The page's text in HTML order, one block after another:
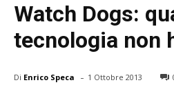
Watch Dogs:
tecnologia non
Di Enrico Speca - 1 Ottobre 2013